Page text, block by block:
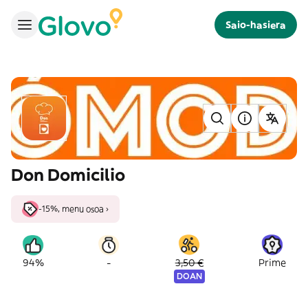
Saio-hasiera
Don Domicilio
-15%, menu osoa ›
94% - 3,50 €
DOAN
Prime